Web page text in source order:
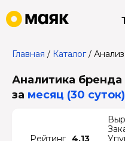
Главная / Каталог/
Аналитика
за месяц (30 суток)
Рейтинг 4.13